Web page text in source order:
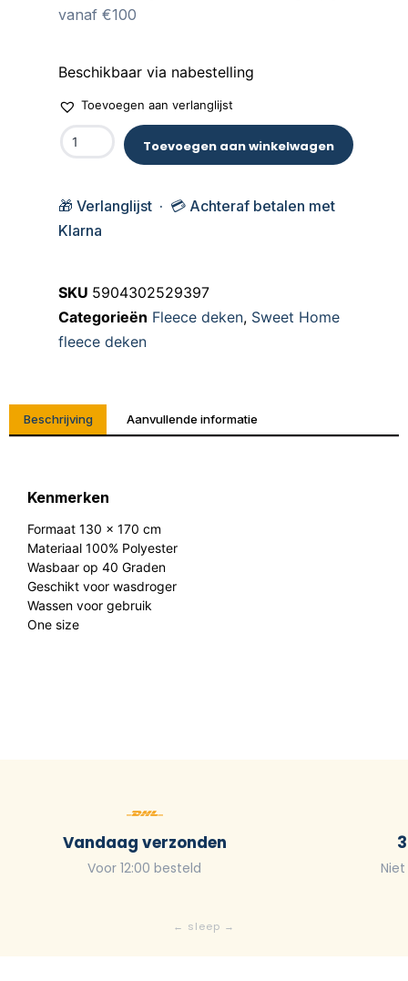
vanaf €100
Beschikbaar via nabestelling
Toevoegen aan verlanglijst
Toevoegen aan winkelwagen
🎁 Verlanglijst · 💳 Achteraf betalen met
Klarna
SKU 5904302529397
Categorieën Fleece deken, Sweet Home
fleece deken
Beschrijving Aanvullende informatie
Kenmerken
Formaat 130 x 170 cm
Materiaal 100% Polyester
Wasbaar op 40 Graden
Geschikt voor wasdroger
Wassen voor gebruik
One size
Vandaag verzonden
Voor 12:00 besteld